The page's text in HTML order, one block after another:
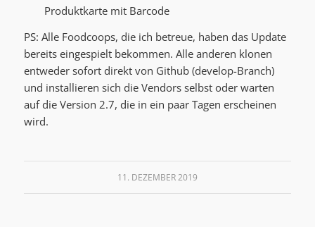
Produktkarte mit Barcode
PS: Alle Foodcoops, die ich betreue, haben das Update
bereits eingespielt bekommen. Alle anderen klonen
entweder sofort direkt von Github (develop-Branch)
und installieren sich die Vendors selbst oder warten
auf die Version 2.7, die in ein paar Tagen erscheinen
wird.
11. DEZEMBER 2019